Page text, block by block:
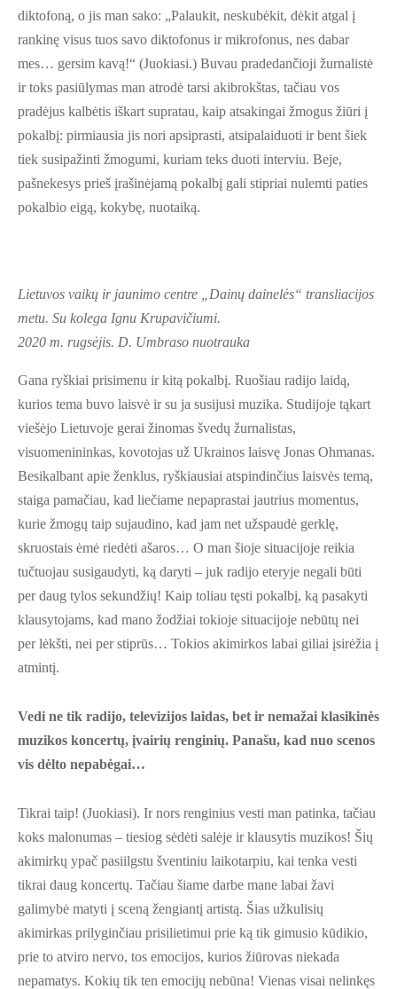
diktofoną, o jis man sako: „Palaukit, neskubėkit, dėkit atgal į
rankinę visus tuos savo diktofonus ir mikrofonus, nes dabar
mes… gersim kavą!“ (Juokiasi.) Buvau pradedančioji žurnalistė
ir toks pasiūlymas man atrodė tarsi akibrokštas, tačiau vos
pradėjus kalbėtis iškart supratau, kaip atsakingai žmogus žiūri į
pokalbį: pirmiausia jis nori apsiprasti, atsipalaiduoti ir bent šiek
tiek susipažinti žmogumi, kuriam teks duoti interviu. Beje,
pašnekesys prieš įrašinėjamą pokalbį gali stipriai nulemti paties
pokalbio eigą, kokybę, nuotaiką.
Lietuvos vaikų ir jaunimo centre „Dainų dainelės“ transliacijos
metu. Su kolega Ignu Krupavičiumi.
2020 m. rugsėjis. D. Umbraso nuotrauka
Gana ryškiai prisimenu ir kitą pokalbį. Ruošiau radijo laidą,
kurios tema buvo laisvė ir su ja susijusi muzika. Studijoje tąkart
viešėjo Lietuvoje gerai žinomas švedų žurnalistas,
visuomenininkas, kovotojas už Ukrainos laisvę Jonas Ohmanas.
Besikalbant apie ženklus, ryškiausiai atspindinčius laisvės temą,
staiga pamačiau, kad liečiame nepaprastai jautrius momentus,
kurie žmogų taip sujaudino, kad jam net užspaudė gerklę,
skruostais ėmė riedėti ašaros… O man šioje situacijoje reikia
tučtuojau susigaudyti, ką daryti – juk radijo eteryje negali būti
per daug tylos sekundžių! Kaip toliau tęsti pokalbį, ką pasakyti
klausytojams, kad mano žodžiai tokioje situacijoje nebūtų nei
per lėkšti, nei per stiprūs… Tokios akimirkos labai giliai įsirėžia į
atmintį.
Vedi ne tik radijo, televizijos laidas, bet ir nemažai klasikinės
muzikos koncertų, įvairių renginių. Panašu, kad nuo scenos
vis dėlto nepabėgai…
Tikrai taip! (Juokiasi). Ir nors renginius vesti man patinka, tačiau
koks malonumas – tiesiog sėdėti salėje ir klausytis muzikos! Šių
akimirkų ypač pasiilgstu šventiniu laikotarpiu, kai tenka vesti
tikrai daug koncertų. Tačiau šiame darbe mane labai žavi
galimybė matyti į sceną žengiantį artistą. Šias užkulisių
akimirkas prilyginčiau prisilietimui prie ką tik gimusio kūdikio,
prie to atviro nervo, tos emocijos, kurios žiūrovas niekada
nepamatys. Kokių tik ten emocijų nebūna! Vienas visai nelinkęs